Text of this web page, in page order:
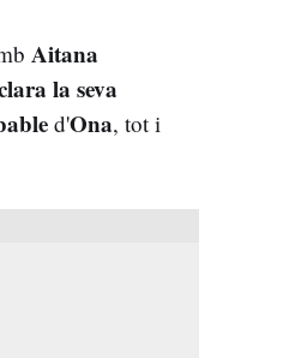
Aitana
la seva
d'Ona, tot i